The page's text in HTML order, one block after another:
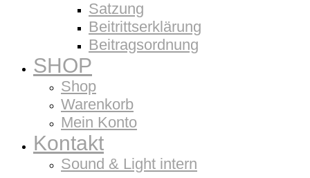
Satzung
Beitrittserklärung
Beitragsordnung
SHOP
Shop
Warenkorb
Mein Konto
Kontakt
Sound & Light intern